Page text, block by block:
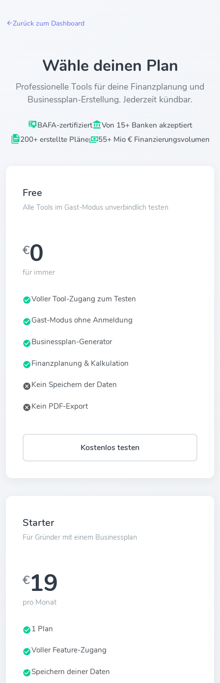
Zurück zum Dashboard
Wähle deinen Plan
Professionelle Tools für deine Finanzplanung und
Businessplan-Erstellung. Jederzeit kündbar.
BAFA-zertifiziert
Von 15+ Banken akzeptiert
200+ erstellte Pläne
55+ Mio € Finanzierungsvolumen
Free
Alle Tools im Gast-Modus unverbindlich testen
€0
für immer
Voller Tool-Zugang zum Testen
Gast-Modus ohne Anmeldung
Businessplan-Generator
Finanzplanung & Kalkulation
Kein Speichern der Daten
Kein PDF-Export
Kostenlos testen
Starter
Für Gründer mit einem Businessplan
€19
pro Monat
1 Plan
Voller Feature-Zugang
Speichern deiner Daten